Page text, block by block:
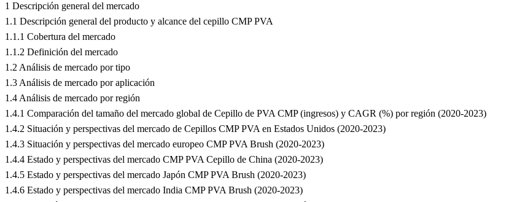
1 Descripción general del mercado
1.1 Descripción general del producto y alcance del cepillo CMP PVA
1.1.1 Cobertura del mercado
1.1.2 Definición del mercado
1.2 Análisis de mercado por tipo
1.3 Análisis de mercado por aplicación
1.4 Análisis de mercado por región
1.4.1 Comparación del tamaño del mercado global de Cepillo de PVA CMP (ingresos) y CAGR (%) por región (2020-2023)
1.4.2 Situación y perspectivas del mercado de Cepillos CMP PVA en Estados Unidos (2020-2023)
1.4.3 Situación y perspectivas del mercado europeo CMP PVA Brush (2020-2023)
1.4.4 Estado y perspectivas del mercado CMP PVA Cepillo de China (2020-2023)
1.4.5 Estado y perspectivas del mercado Japón CMP PVA Brush (2020-2023)
1.4.6 Estado y perspectivas del mercado India CMP PVA Brush (2020-2023)